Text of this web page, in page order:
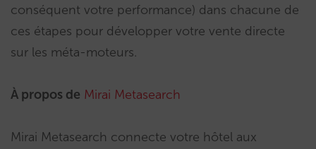
conséquent votre performance) dans chacune de
ces étapes pour développer votre vente directe
sur les méta-moteurs.
À propos de Mirai Metasearch
Mirai Metasearch connecte votre hôtel aux